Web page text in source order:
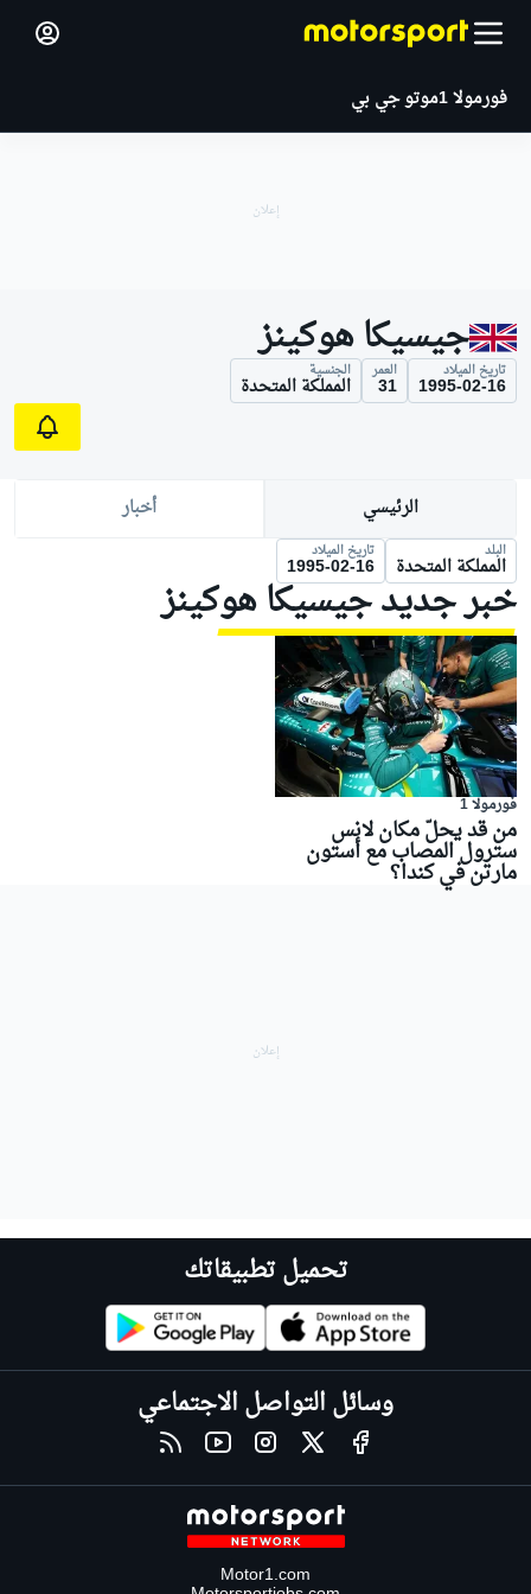
فورمولا 1 موتو جي بي
جيسيكا هوكينز
تاريخ الميلاد
1995-02-16
العمر
31
الجنسية
المملكة المتحدة
الرئيسي أخبار
البلد
المملكة المتحدة
تاريخ الميلاد
1995-02-16
خبر جديد جيسيكا هوكينز
فورمولا 1
من قد يحلّ مكان لانس
سترول المصاب مع أستون
مارتن في كندا؟
تحميل تطبيقاتك
وسائل التواصل الاجتماعي
Motor1.com